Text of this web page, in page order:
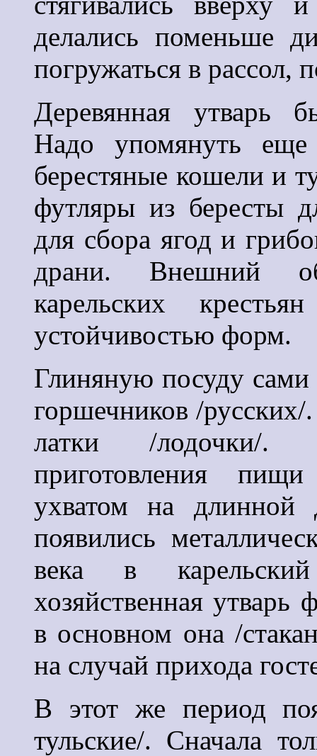
делались поменьше
погружаться в рассол,
Деревянная утварь
Надо упомянуть
берестяные кошели и
футляры из бересты
для сбора ягод и
драни. Внешний
карельских
устойчивостью форм.
Глиняную посуду сами
горшечников /
латки /лодочки/.
приготовления
ухватом на длинной
появились
века в
хозяйственная утварь
в основном она /
на случай прихода
В этот же период
тульские/. Сначала